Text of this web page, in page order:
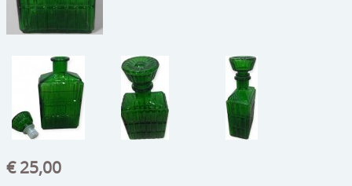
porselein/aardewerk
medailles/munten/bankbiljetten
ets/tekening/litho/gravure
glaswerk
lamp/luchter
€ 25,00